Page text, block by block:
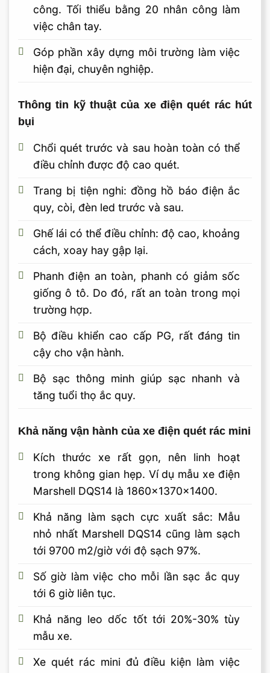
công. Tối thiểu bằng 20 nhân công làm
việc chân tay.
Góp phần xây dựng môi trường làm việc
hiện đại, chuyên nghiệp.
Thông tin kỹ thuật của xe điện quét rác hút
bụi
Chổi quét trước và sau hoàn toàn có thể
điều chỉnh được độ cao quét.
Trang bị tiện nghi: đồng hồ báo điện ắc
quy, còi, đèn led trước và sau.
Ghế lái có thể điều chỉnh: độ cao, khoảng
cách, xoay hay gập lại.
Phanh điện an toàn, phanh có giảm sốc
giống ô tô. Do đó, rất an toàn trong mọi
trường hợp.
Bộ điều khiển cao cấp PG, rất đáng tin
cậy cho vận hành.
Bộ sạc thông minh giúp sạc nhanh và
tăng tuổi thọ ắc quy.
Khả năng vận hành của xe điện quét rác mini
Kích thước xe rất gọn, nên linh hoạt
trong không gian hẹp. Ví dụ mẫu xe điện
Marshell DQS14 là 1860x1370x1400.
Khả năng làm sạch cực xuất sắc: Mẫu
nhỏ nhất Marshell DQS14 cũng làm sạch
tới 9700 m2/giờ với độ sạch 97%.
Số giờ làm việc cho mỗi lần sạc ắc quy
tới 6 giờ liên tục.
Khả năng leo dốc tốt tới 20%-30% tùy
mẫu xe.
Xe quét rác mini đủ điều kiện làm việc